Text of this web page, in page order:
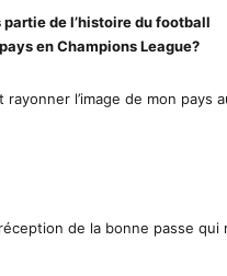
de l’histoire du football
en Champions League?
l’image de mon pays
de la bonne passe qui